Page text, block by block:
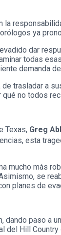
ya
dar
todas
demanda
trasladar a
no todos
Texas, Greg
esta
mucho más
se
planes de
dando paso a
del Hill